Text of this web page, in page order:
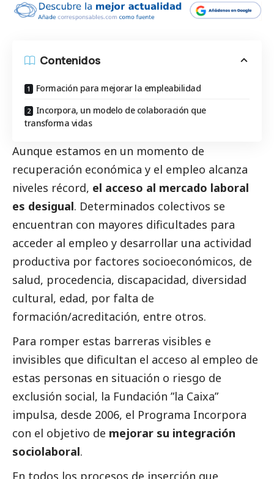
Contenidos
Formación para mejorar la empleabilidad
Incorpora, un modelo de colaboración que
transforma vidas
Aunque estamos en un momento de
recuperación económica y el empleo alcanza
niveles récord, el acceso al mercado laboral
es desigual. Determinados colectivos se
encuentran con mayores dificultades para
acceder al empleo y desarrollar una actividad
productiva por factores socioeconómicos, de
salud, procedencia, discapacidad, diversidad
cultural, edad, por falta de
formación/acreditación, entre otros.
Para romper estas barreras visibles e
invisibles que dificultan el acceso al empleo de
estas personas en situación o riesgo de
exclusión social, la Fundación ”la Caixa”
impulsa, desde 2006, el Programa Incorpora
con el objetivo de mejorar su integración
sociolaboral.
En todos los procesos de inserción que